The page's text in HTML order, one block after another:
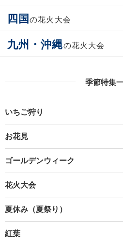
四国の花火大会
九州・沖縄の花火大会
季節特集
いちご狩り
お花見
ゴールデンウィーク
花火大会
夏休み（夏祭り）
紅葉